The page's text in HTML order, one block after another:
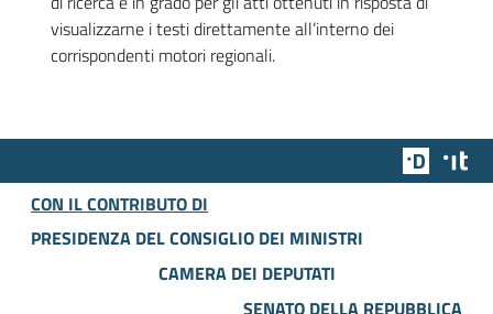
visualizzarne i testi direttamente all’interno dei
corrispondenti motori regionali.
Team
CON IL CONTRIBUTO DI
PRESIDENZA DEL CONSIGLIO DEI MINISTRI
CAMERA DEI DEPUTATI
SENATO DELLA REPUBBLICA